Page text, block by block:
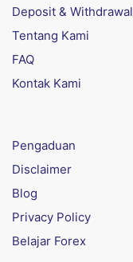
Deposit & Withdrawal
Tentang Kami
FAQ
Kontak Kami
Pengaduan
Disclaimer
Blog
Privacy Policy
Belajar Forex